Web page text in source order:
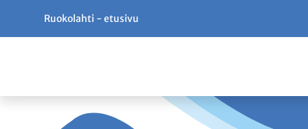
Siirry pääsisältöön
Ruokolahti - etusivu